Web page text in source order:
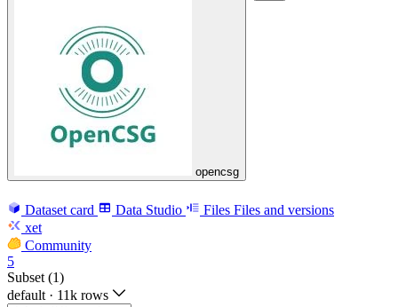
opencsg
Dataset card Data Studio Files Files and versions
xet
Community
5
Subset (1)
default · 11k rows